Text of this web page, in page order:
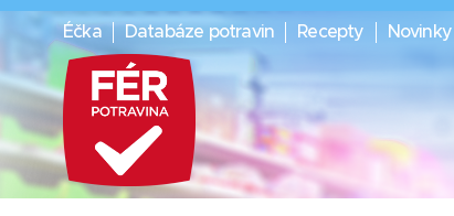
Éčka Databáze potravin Recepty Novinky